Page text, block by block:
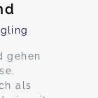
gehen
als